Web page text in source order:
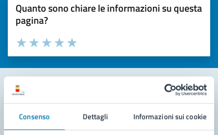
Consenso Dettagli Informazioni sui cookie
Quanto sono chiare le informazioni su questa
pagina?
Valuta la chiarezza delle informazioni (da 1 a 5 stelle)
Seleziona il numero di stelle per valutare la chiarezza delle
Valuta 5 stelle su 5
Valuta 4 stelle su 5
Valuta 3 stelle su 5
Valuta 2 stelle su 5
Valuta 1 stelle su 5
Leggi le domande frequenti